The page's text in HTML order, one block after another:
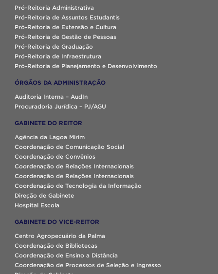
Pró-Reitoria Administrativa
Pró-Reitoria de Assuntos Estudantis
Pró-Reitoria de Extensão e Cultura
Pró-Reitoria de Gestão de Pessoas
Pró-Reitoria de Graduação
Pró-Reitoria de Infraestrutura
Pró-Reitoria de Planejamento e Desenvolvimento
ÓRGÃOS DA ADMINISTRAÇÃO
Auditoria Interna – AudIn
Procuradoria Jurídica – PJ/AGU
GABINETE DO REITOR
Agência da Lagoa Mirim
Coordenação de Comunicação Social
Coordenação de Convênios
Coordenação de Relações Internacionais
Coordenação de Relações Internacionais
Coordenação de Tecnologia da Informação
Direção de Gabinete
Hospital Escola
GABINETE DO VICE-REITOR
Centro Agropecuário da Palma
Coordenação de Bibliotecas
Coordenação de Ensino a Distância
Coordenação de Processos de Seleção e Ingresso